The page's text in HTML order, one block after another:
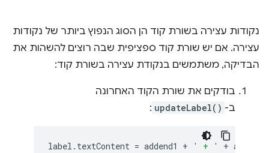
נקודות עצירה בשורת קוד הן הסוג הנפוץ ביותר של נקודות
עצירה. אם יש שורת קוד ספציפית שבה רוצים להשהות את
הבדיקה, משתמשים בנקודת עצירה בשורת קוד:
בודקים את שורת הקוד האחרונה
ב- updateLabel()
:
label . textContent = addend1 + ' + ' + addend2